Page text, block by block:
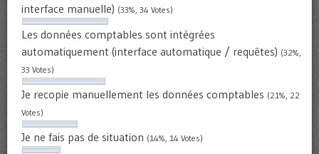
interface manuelle) (33%, 34 Votes)
Les données comptables sont intégrées
automatiquement (interface automatique / requêtes) (32%,
33 Votes)
Je recopie manuellement les données comptables (21%, 22
Votes)
Je ne fais pas de situation (14%, 14 Votes)